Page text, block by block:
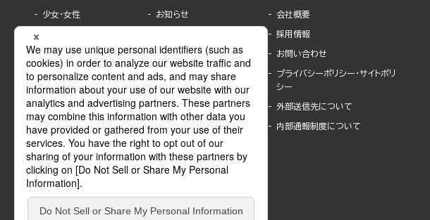
少女・女性
BL
ライトノベル
青年・一般
グラビア・写真
モーター誌
SPECIAL
Sublicense
お知らせ
報
書店様へ
海外ライセンシー
公式SNSアカウ
ント
作家一覧
Keyword list
Author list
会社概要
採用情報
お問い合わせ
プライバシーポリシー・サイトポリ
シー
外部送信先について
内部通報制度について